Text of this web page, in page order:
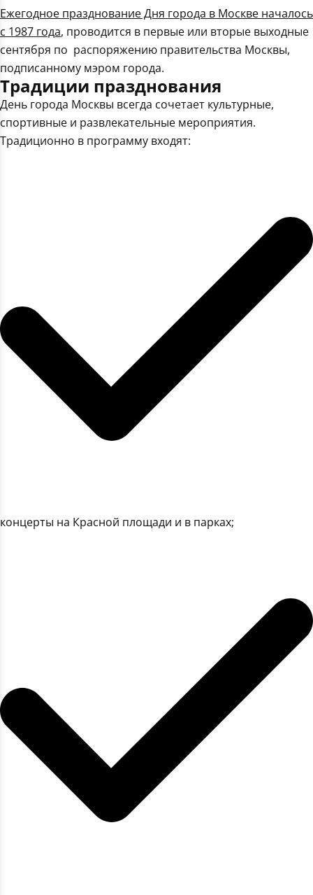
Ежегодное празднование Дня города в Москве началось
с 1987 года, проводится в первые или вторые выходные
сентября по распоряжению правительства Москвы,
подписанному мэром города.
Традиции празднования
День города Москвы всегда сочетает культурные,
спортивные и развлекательные мероприятия.
Традиционно в программу входят:
концерты на Красной площади и в парках;